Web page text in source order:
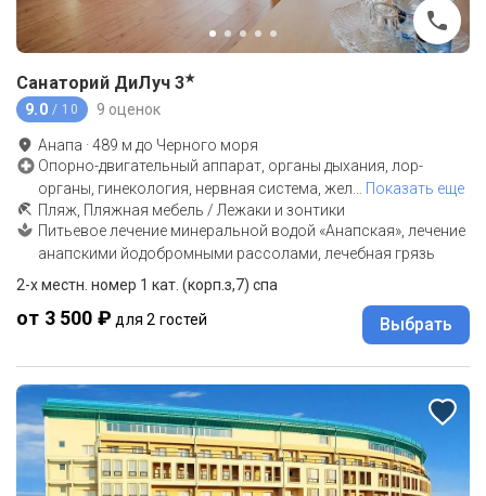
Санаторий ДиЛуч 3★
9.0 / 10 9 оценок
Анапа ·489 м до Черного моря
Опорно-двигательный аппарат, органы дыхания, лор-
органы, гинекология, нервная система, жел… Показать еще
Пляж, Пляжная мебель / Лежаки и зонтики
Питьевое лечение минеральной водой «Анапская», лечение
анапскими йодобромными рассолами, лечебная грязь
2-х местн. номер 1 кат. (корп.з,7) спа
от 3 500 ₽ для 2 гостей Выбрать